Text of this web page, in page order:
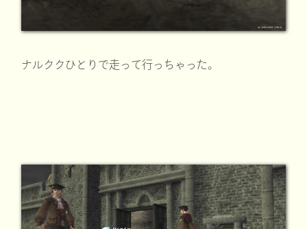
ナルククひとりで走って行っちゃった。